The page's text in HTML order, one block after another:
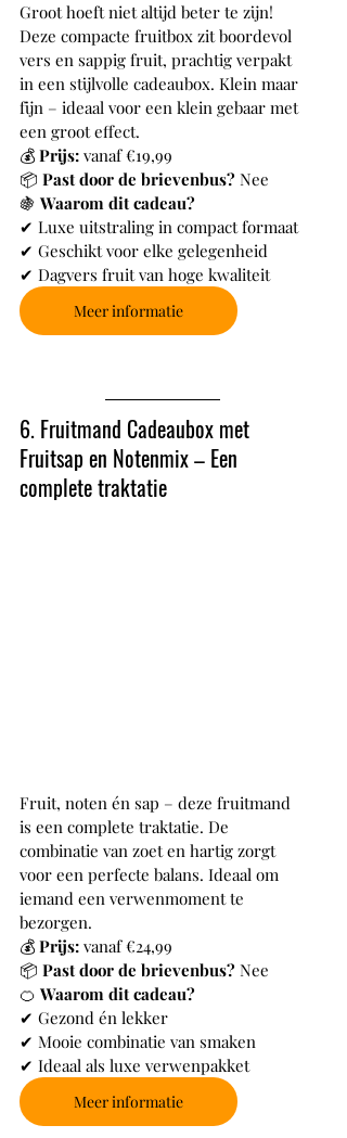
Groot hoeft niet altijd beter te zijn!
Deze compacte fruitbox zit boordevol
vers en sappig fruit, prachtig verpakt
in een stijlvolle cadeaubox. Klein maar
fijn – ideaal voor een klein gebaar met
een groot effect.
💰 Prijs: vanaf €19,99
📦 Past door de brievenbus? Nee
🍇 Waarom dit cadeau?
✔ Luxe uitstraling in compact formaat
✔ Geschikt voor elke gelegenheid
✔ Dagvers fruit van hoge kwaliteit
Meer informatie
6. Fruitmand Cadeaubox met
Fruitsap en Notenmix – Een
complete traktatie
Fruit, noten én sap – deze fruitmand
is een complete traktatie. De
combinatie van zoet en hartig zorgt
voor een perfecte balans. Ideaal om
iemand een verwenmoment te
bezorgen.
💰 Prijs: vanaf €24,99
📦 Past door de brievenbus? Nee
🍊 Waarom dit cadeau?
✔ Gezond én lekker
✔ Mooie combinatie van smaken
✔ Ideaal als luxe verwenpakket
Meer informatie